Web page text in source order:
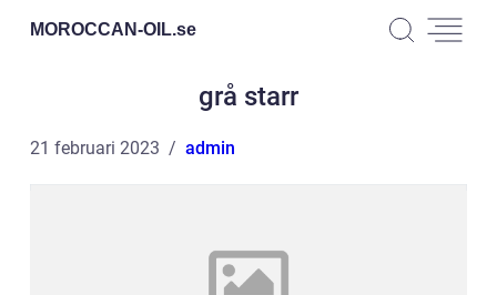
MOROCCAN-OIL.se
grå starr
21 februari 2023 admin